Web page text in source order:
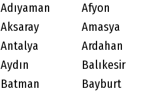
Adıyaman
Afyon
Aksaray
Amasya
Antalya
Ardahan
Aydın
Balıkesir
Batman
Bayburt